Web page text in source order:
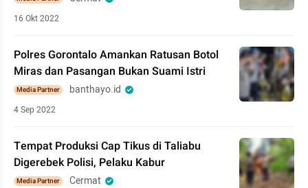
16 Okt 2022
Polres Gorontalo Amankan Ratusan Botol
Miras dan Pasangan Bukan Suami Istri
Media Partner banthayo.id
4 Sep 2022
Tempat Produksi Cap Tikus di Taliabu
Digerebek Polisi, Pelaku Kabur
Media Partner Cermat